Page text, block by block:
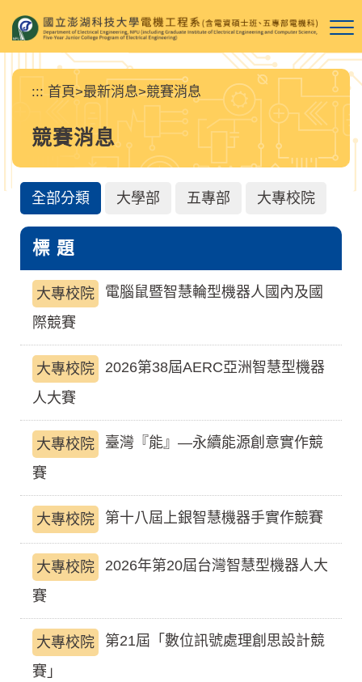
::: 首頁>最新消息>競賽消息
競賽消息
全部分類 大學部 五專部 大專校院
標 題
大專校院
電腦鼠暨智慧輪型機器人國內及國
際競賽
大專校院
2026第38屆AERC亞洲智慧型機器
人大賽
大專校院
臺灣『能』―永續能源創意實作競
賽
大專校院 第十八屆上銀智慧機器手實作競賽
大專校院
2026年第20屆台灣智慧型機器人大
賽
大專校院
第21屆「數位訊號處理創思設計競
賽」